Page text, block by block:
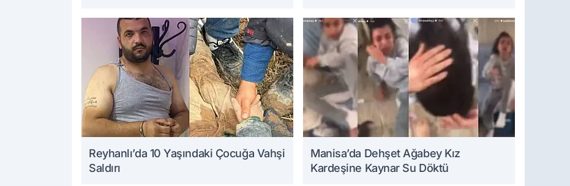
Reyhanlı’da 10 Yaşındaki Çocuğa Vahşi
Saldırı
Manisa’da Dehşet Ağabey Kız
Kardeşine Kaynar Su Döktü